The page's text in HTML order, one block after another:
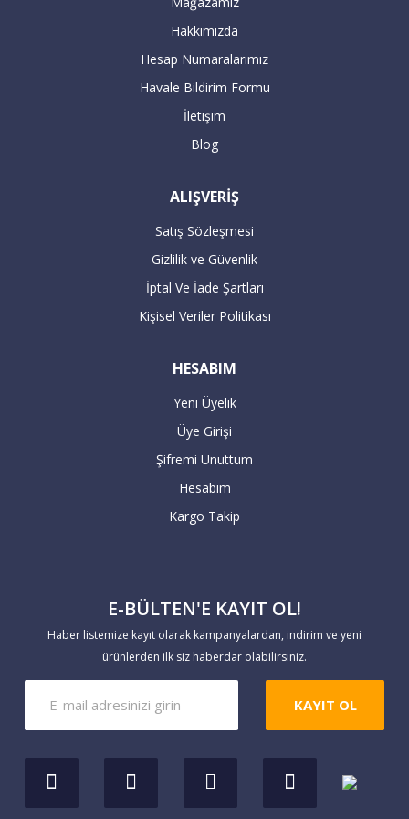
KREDİ KARTLARI İLE İLGİLİ ÖNEMLİ
BİLGİLENDİRME!
1) Kredi kartları ile yapılan işlemlerde,
kredi kartı bilgilerini doldurduğunuz yerin
sağ tarafında bulunan taksit seçenekleri
2) İlave Taksit kampanyaları sürekli
değişiklik göstermekte olup , işlem
yapmadan lütfen kontrol ediniz.
Bankaların ilave taksit seçenekleri
onaylanması için alıcının kimlik
fotokopisi, kredi kartı fotokopisi ile
birlikte mail order formunu imzalayıp
tarafımıza göndermesi gerekmektedir.
5) Aidatsız kartlar, bazı özellikli kredi
kartları artı taksit kampanyalarını
uygulamayabilir. İşlem yapmadan banka
kampanyalarınızı lütfen kontrol ediniz.
Hakkımızda
Hesap Numaralarımız
Havale Bildirim Formu
İletişim
Blog
ALIŞVERİŞ
Satış Sözleşmesi
Gizlilik ve Güvenlik
İptal Ve İade Şartları
Kişisel Veriler Politikası
HESABIM
Yeni Üyelik
Üye Girişi
Şifremi Unuttum
Hesabım
Kargo Takip
E-BÜLTEN'E KAYIT OL!
Haber listemize kayıt olarak kampanyalardan, indirim ve yeni
ürünlerden ilk siz haberdar olabilirsiniz.
KAYIT OL